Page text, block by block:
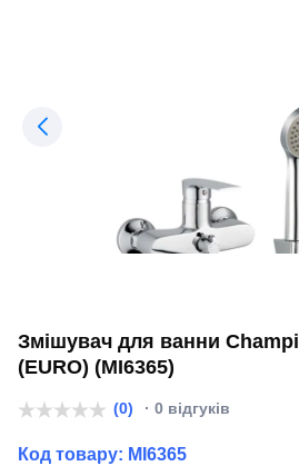
Змішувач для ванни
(EURO) (MI6365)
(0) · 0 відгуків
Код товару: MI6365